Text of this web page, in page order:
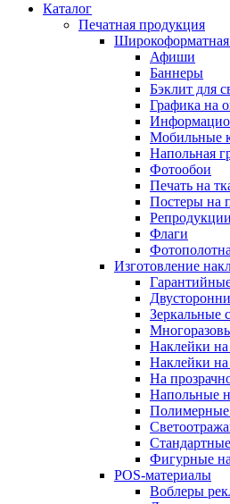
Каталог
Печатная продукция
Широкоформатная
Афиши
Баннеры
Бэклит для
Графика на
Мобильные
Напольная
Фотообои
Печать на
Постеры на
Флаги
Изготовление
Зеркальные
Наклейки на
Наклейки на
На
Напольные
Полимерные
Фигурные
POS-материалы
Воблеры